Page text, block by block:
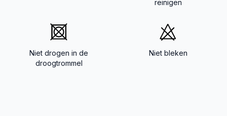
reinigen
Niet drogen in de
droogtrommel
Niet bleken